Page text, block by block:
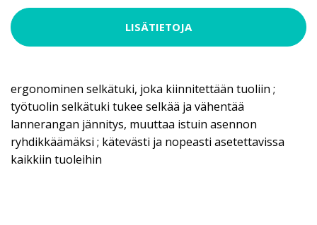
LISÄTIETOJA
ergonominen selkätuki, joka kiinnitettään tuoliin ;
työtuolin selkätuki tukee selkää ja vähentää
lannerangan jännitys, muuttaa istuin asennon
ryhdikkäämäksi ; kätevästi ja nopeasti asetettavissa
kaikkiin tuoleihin